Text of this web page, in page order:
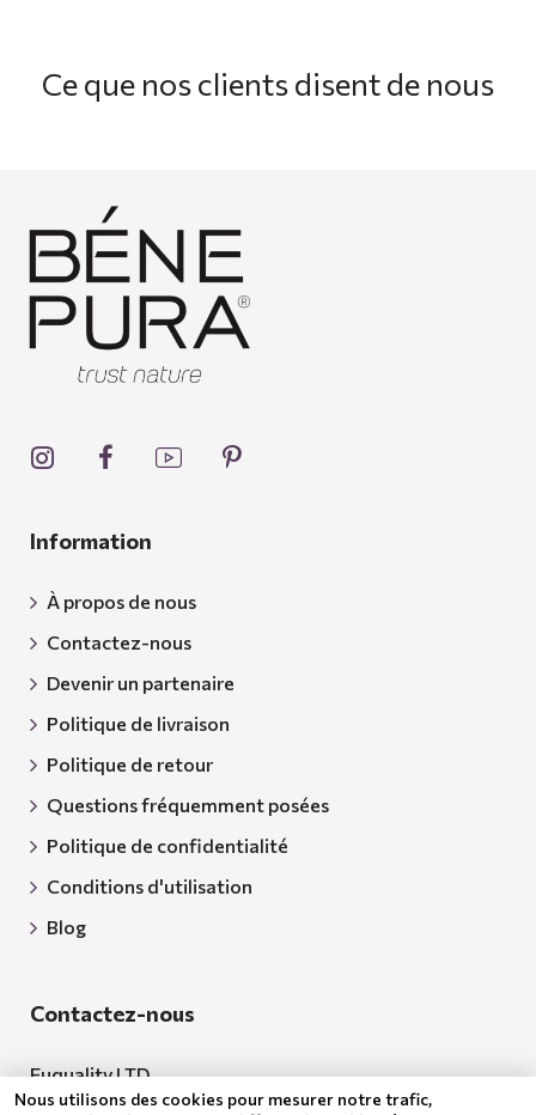
Ce que nos clients disent de nous
Information
À propos de nous
Contactez-nous
Devenir un partenaire
Politique de livraison
Politique de retour
Questions fréquemment posées
Politique de confidentialité
Conditions d'utilisation
Blog
Contactez-nous
Euquality LTD
Nous utilisons des cookies pour mesurer notre trafic,